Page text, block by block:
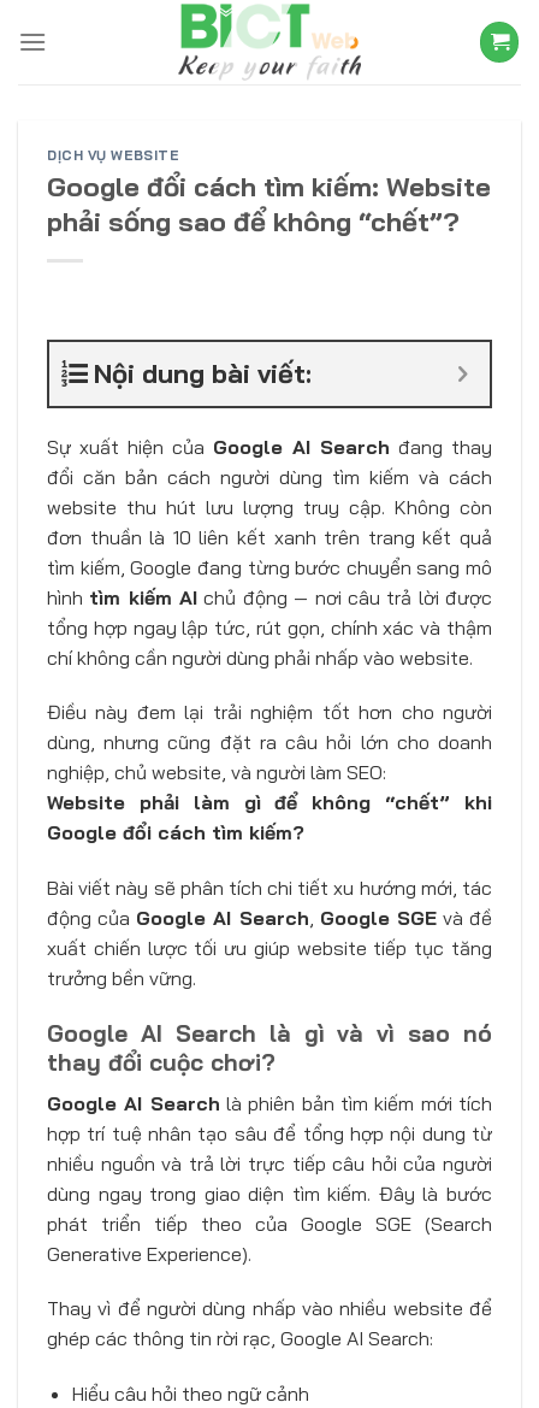
DỊCH VỤ WEBSITE
Google đổi cách tìm kiếm: Website
phải sống sao để không “chết”?
Nội dung bài viết:
Sự xuất hiện của Google AI Search đang thay
đổi căn bản cách người dùng tìm kiếm và cách
website thu hút lưu lượng truy cập. Không còn
đơn thuần là 10 liên kết xanh trên trang kết quả
tìm kiếm, Google đang từng bước chuyển sang mô
hình tìm kiếm AI chủ động — nơi câu trả lời được
tổng hợp ngay lập tức, rút gọn, chính xác và thậm
chí không cần người dùng phải nhấp vào website.
Điều này đem lại trải nghiệm tốt hơn cho người
dùng, nhưng cũng đặt ra câu hỏi lớn cho doanh
nghiệp, chủ website, và người làm SEO:
Website phải làm gì để không “chết” khi
Google đổi cách tìm kiếm?
Bài viết này sẽ phân tích chi tiết xu hướng mới, tác
động của Google AI Search, Google SGEvà đề
xuất chiến lược tối ưu giúp website tiếp tục tăng
trưởng bền vững.
Google AI Search là gì và vì sao nó
thay đổi cuộc chơi?
Google AI Search là phiên bản tìm kiếm mới tích
hợp trí tuệ nhân tạo sâu để tổng hợp nội dung từ
nhiều nguồn và trả lời trực tiếp câu hỏi của người
dùng ngay trong giao diện tìm kiếm. Đây là bước
phát triển tiếp theo của Google SGE (Search
Generative Experience).
Thay vì để người dùng nhấp vào nhiều website để
ghép các thông tin rời rạc, Google AI Search:
Hiểu câu hỏi theo ngữ cảnh